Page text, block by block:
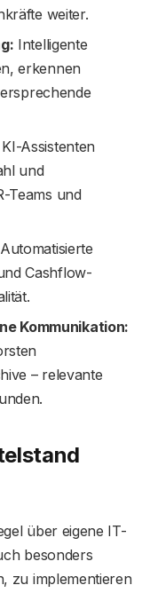
weiter.
Intelligente
erkennen
KI-Assistenten
und
Teams und
Automatisierte
Cashflow-
Kommunikation:
– relevante
über eigene IT-
besonders
zu implementieren